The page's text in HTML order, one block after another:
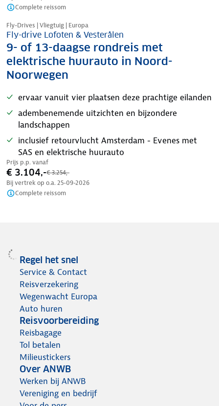
Complete reissom
Nazomer korting
Fly-Drives | Vliegtuig | Europa
Fly-drive Lofoten & Vesterålen
9- of 13-daagse rondreis met
elektrische huurauto in Noord-
Noorwegen
ervaar vanuit vier plaatsen deze prachtige eilanden
adembenemende uitzichten en bijzondere
landschappen
inclusief retourvlucht Amsterdam - Evenes met
SAS en elektrische huurauto
Prijs p.p. vanaf
€ 3.104,-€ 3.254,-
Bij vertrek op o.a. 25-09-2026
Complete reissom
Regel het snel
Service & Contact
Reisverzekering
Wegenwacht Europa
Auto huren
Reisvoorbereiding
Reisbagage
Tol betalen
Milieustickers
Over ANWB
Werken bij ANWB
Vereniging en bedrijf